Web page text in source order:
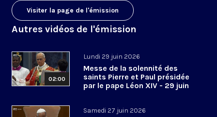
Visiter la page de l'émission
Autres vidéos de l'émission
02:00
Lundi 29 juin 2026
Messe de la solennité des
saints Pierre et Paul présidée
par le pape Léon XIV - 29 juin
Samedi 27 juin 2026